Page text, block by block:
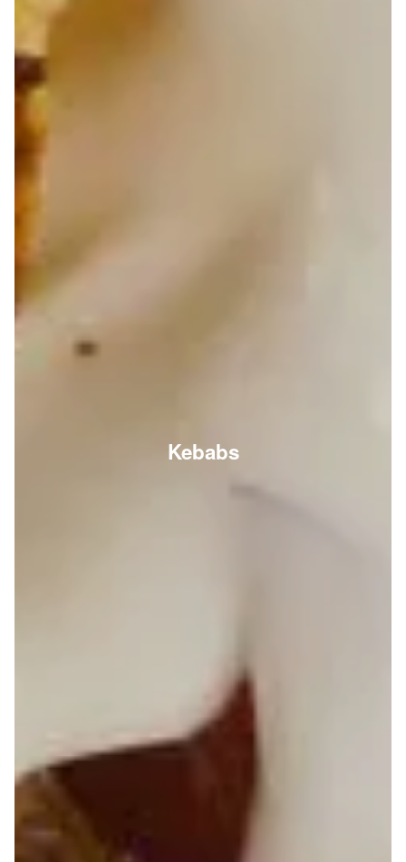
Kebabs